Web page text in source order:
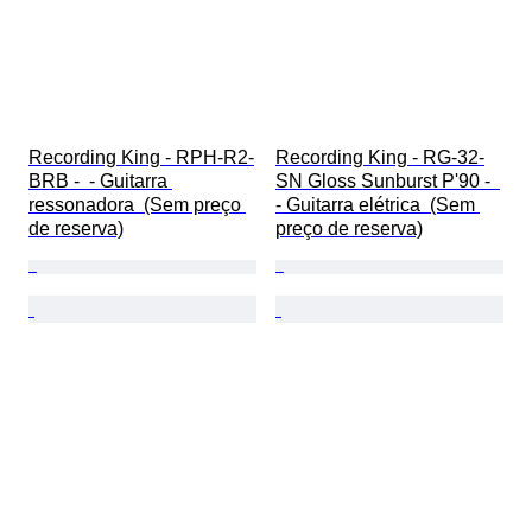
Recording King - RPH-R2-
BRB -  - Guitarra
ressonadora  (Sem preço
de reserva)
Recording King - RG-32-
SN Gloss Sunburst P'90 -
- Guitarra elétrica  (Sem
preço de reserva)